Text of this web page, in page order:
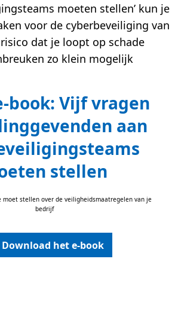
moeten stellen’ kun je
voor de cyberbeveiliging van
dat je loopt op schade
zo klein mogelijk
book: Vijf vragen
aan
stellen
moet stellen over de veiligheidsmaatregelen van je
bedrijf
Download het e-book